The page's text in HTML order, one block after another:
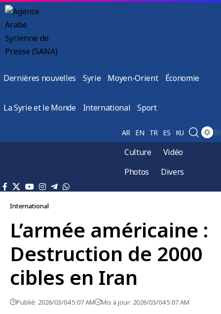
Dernières nouvelles Syrie Moyen-Orient Économie
La Syrie et le Monde International Sport
AR EN TR ES KU
Culture
Vidéo
Photos
Divers
International
L’armée américaine :
Destruction de 2000
cibles en Iran
Publié: 2026/03/04 5:07 AM Mis à jour: 2026/03/04 5:07 AM